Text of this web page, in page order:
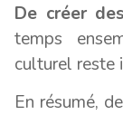
De créer
temps
culturel reste
En résumé,